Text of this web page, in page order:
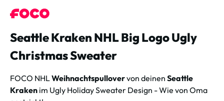
Seattle Kraken NHL Big Logo Ugly
Christmas Sweater
FOCO NHLWeihnachtspullovervon deinen Seattle
Kraken im Ugly Holiday Sweater Design - Wie von Oma